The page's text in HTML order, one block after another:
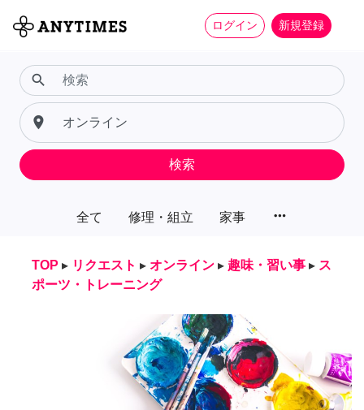
ログイン 新規登録
全て 修理・組立 家事 more_horiz
search
place
検索
TOP ▸ リクエスト ▸ オンライン ▸ 趣味・習い事 ▸ ス
ポーツ・トレーニング